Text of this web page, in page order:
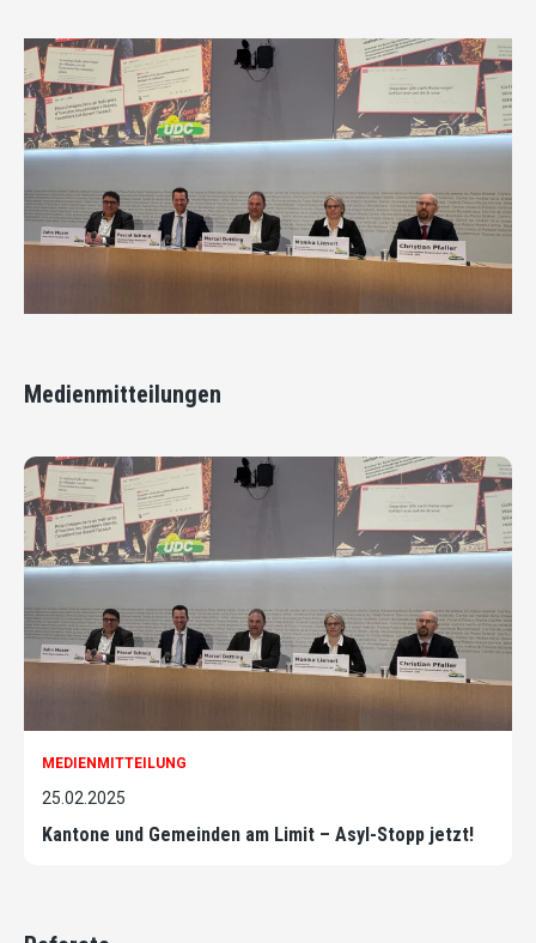
Medienmitteilungen
MEDIENMITTEILUNG
25.02.2025
Kantone und Gemeinden am Limit – Asyl-Stopp jetzt!